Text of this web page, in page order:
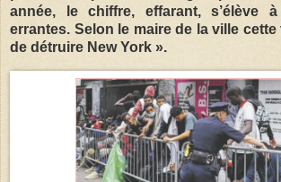
année, le chiffre, effarant, s’élève
errantes. Selon le maire de la ville cette
de détruire New York ».